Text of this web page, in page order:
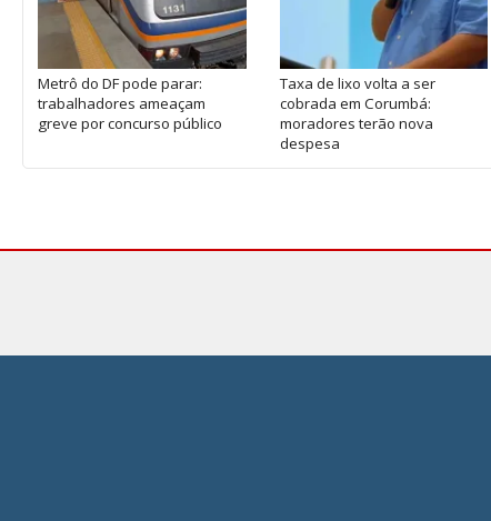
Metrô do DF pode parar:
trabalhadores ameaçam
greve por concurso público
Taxa de lixo volta a ser
cobrada em Corumbá:
moradores terão nova
despesa